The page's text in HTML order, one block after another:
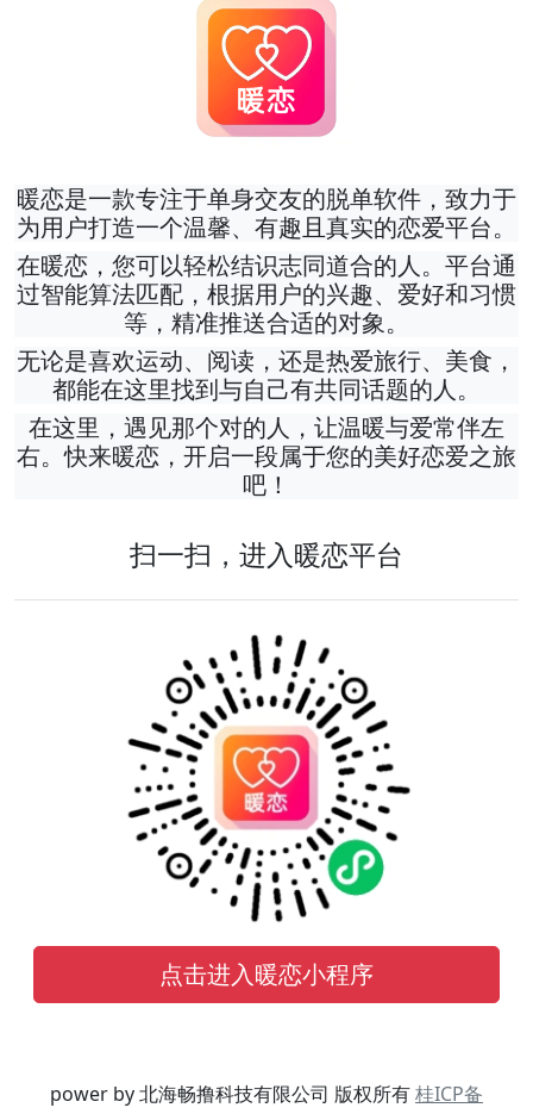
暖恋是一款专注于单身交友的脱单软件，致力于
为用户打造一个温馨、有趣且真实的恋爱平台。
在暖恋，您可以轻松结识志同道合的人。平台通
过智能算法匹配，根据用户的兴趣、爱好和习惯
等，精准推送合适的对象。
无论是喜欢运动、阅读，还是热爱旅行、美食，
都能在这里找到与自己有共同话题的人。
在这里，遇见那个对的人，让温暖与爱常伴左
右。快来暖恋，开启一段属于您的美好恋爱之旅
吧！
扫一扫，进入暖恋平台
点击进入暖恋小程序
power by 北海畅撸科技有限公司 版权所有桂ICP备